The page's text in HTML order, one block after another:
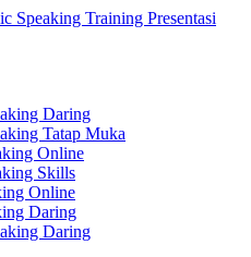
Daring
Tatap Muka
Online
Skills
Online
Daring
Daring